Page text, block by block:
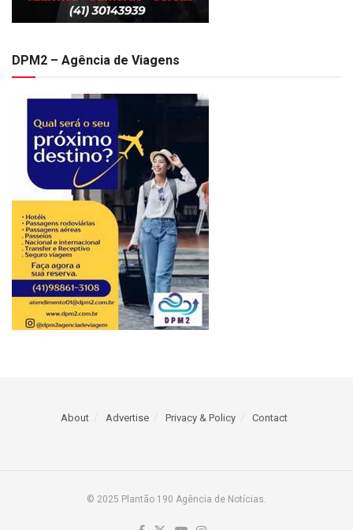
DPM2 – Agência de Viagens
About Advertise Privacy & Policy Contact
© 2025 Plantão 190 Agência de Notícias.